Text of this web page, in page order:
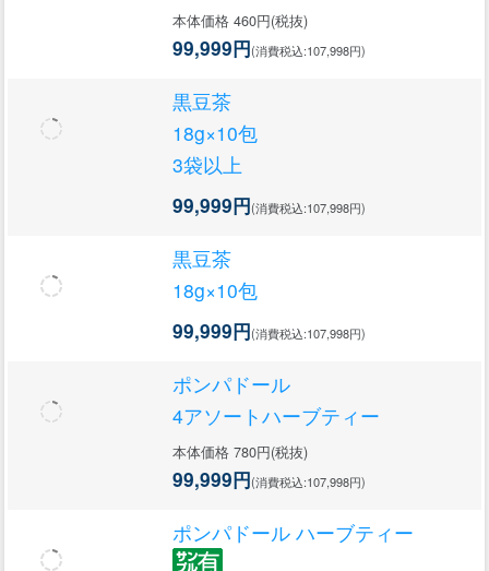
本体価格 460円(税抜)
99,999円(消費税込:107,998円)
黒豆茶
18g×10包
3袋以上
99,999円(消費税込:107,998円)
黒豆茶
18g×10包
99,999円(消費税込:107,998円)
ポンパドール
4アソートハーブティー
本体価格 780円(税抜)
99,999円(消費税込:107,998円)
ポンパドール ハーブティー